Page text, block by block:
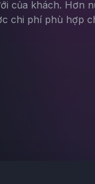
của khách. Hơn
chi phí phù hợp